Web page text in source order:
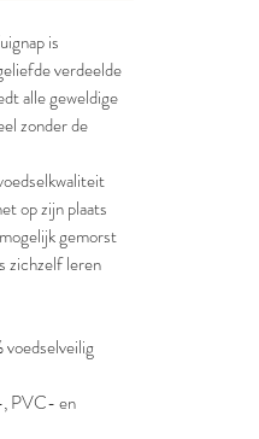
is
verdeelde
alle geweldige
zonder de
op zijn plaats
gemorst
zichzelf leren
voedselveilig
PVC- en